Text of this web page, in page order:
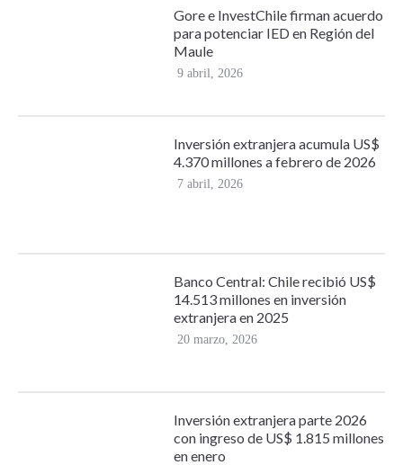
Gore e InvestChile firman acuerdo
para potenciar IED en Región del
Maule
9 abril, 2026
Inversión extranjera acumula US$
4.370 millones a febrero de 2026
7 abril, 2026
Banco Central: Chile recibió US$
14.513 millones en inversión
extranjera en 2025
20 marzo, 2026
Inversión extranjera parte 2026
con ingreso de US$ 1.815 millones
en enero